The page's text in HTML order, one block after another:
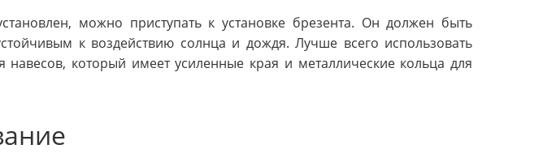
можно приступать к установке брезента. Он должен быть
к воздействию солнца и дождя. Лучше всего использовать
навесов, который имеет усиленные края и металлические кольца для